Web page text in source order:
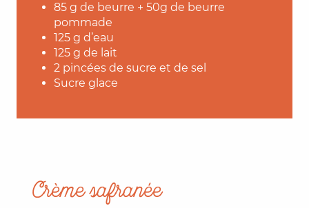
85 g de beurre + 50g de beurre
pommade
125 g d’eau
125 g de lait
2 pincées de sucre et de sel
Sucre glace
Crème safranée